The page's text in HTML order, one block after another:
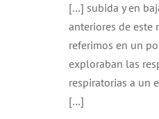
[…] subida y en
anteriores de este
referimos en un
exploraban las
respiratorias a un
[…]